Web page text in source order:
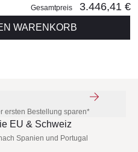
Gesamtpreis
3.446,41 €
WARENKORB
ersten Bestellung sparen*
EU & Schweiz
Spanien und Portugal